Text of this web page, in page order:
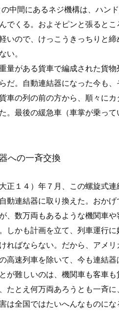
の中間にあるネジ機構は、ハン
でくる。およそピンと張るとこ
いので、けっこうきっちりと
い。
量がある貨車で編成された貨
だ。自動連結器になった今も
車の列の前の方から、順々に
。最後の緩急車（車掌が乗っ
への一斉交換
正１４）年７月、この螺旋式
動連結器に取り換えた。おか
、数万両もあるような機関車
しかも計画を立て、列車運行
ればならない。だから、アメ
高速列車を除いて、今も連結器
が難しいのは、機関車も客車
たとえ何万両あろうとも一斉
は全国ではたいへんなものに